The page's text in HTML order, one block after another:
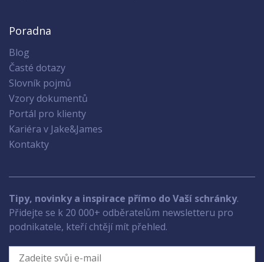
Poradna
Blog
Časté dotazy
Slovník pojmů
Vzory dokumentů
Portál pro klienty
Kariéra v Jake&James
Kontakty
Tipy, novinky a inspirace přímo do Vaší schránky.
Přidejte se k 20 000+ odběratelům newsletteru pro
podnikatele, kteří chtějí mít přehled.